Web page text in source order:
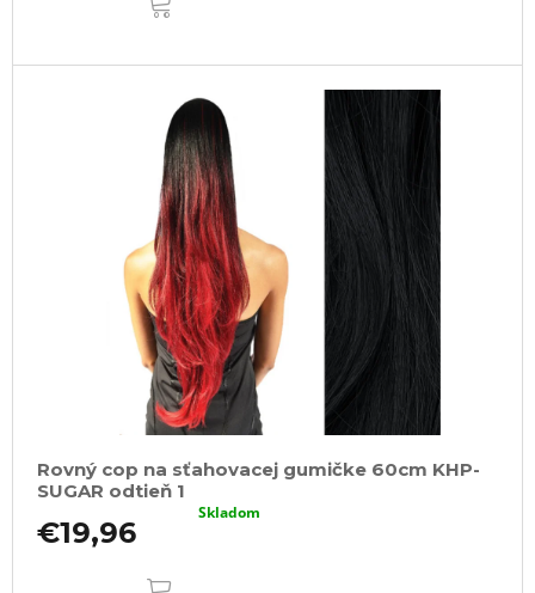
Rovný cop na sťahovacej gumičke 60cm KHP-
SUGAR odtieň 1
€19,96
Skladom